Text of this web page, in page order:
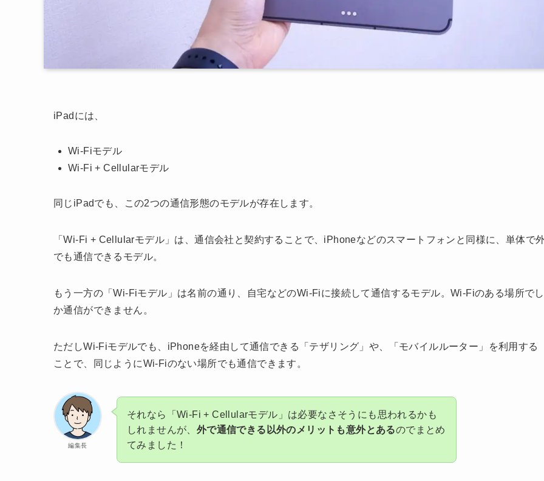
iPadには、
Wi-Fiモデル
Wi-Fi + Cellularモデル
同じiPadでも、この2つの通信形態のモデルが存在します。
「Wi-Fi + Cellularモデル」は、通信会社と契約することで、iPhoneなどのスマートフォンと同様に、単体で
でも通信できるモデル。
もう一方の「Wi-Fiモデル」は名前の通り、自宅などのWi-Fiに接続して通信するモデル。Wi-Fiのある場所でし
か通信ができません。
ただしWi-Fiモデルでも、iPhoneを経由して通信できる「テザリング」や、「モバイルルーター」を利用する
ことで、同じようにWi-Fiのない場所でも通信できます。
編集長
それなら「Wi-Fi + Cellularモデル」は必要なさそうにも思われるかも
しれませんが、 外で通信できる以外のメリットも意外とあるのでまとめ
てみました！